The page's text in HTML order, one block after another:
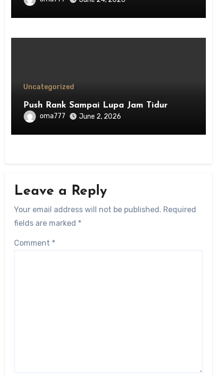
Uncategorized
Push Rank Sampai Lupa Jam Tidur
oma777 June 2, 2026
Leave a Reply
Your email address will not be published. Required
fields are marked *
Comment *